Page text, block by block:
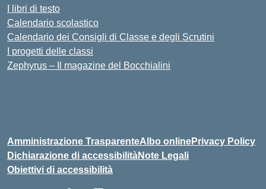
I libri di testo
Calendario scolastico
Calendario dei Consigli di Classe e degli Scrutini
I progetti delle classi
Zephyrus – Il magazine del Bocchialini
Amministrazione TrasparenteAlbo onlinePrivacy Policy
Dichiarazione di accessibilitàNote Legali
Obiettivi di accessibilità